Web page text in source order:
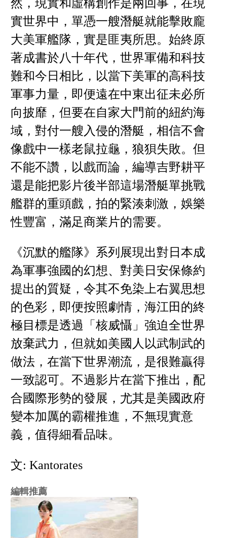
然，現實和虛構創作是兩回事，在現
實世界中，單憑一艘潛艇就能擊敗龐
大美軍艦隊，實是匪夷所思。始終原
著成書於八十年代，世界軍備和科技
難和今日相比，以當下美軍的高科技
軍事力量，即便遠在中東出征未必所
向披靡，但要在自家大門前的紐約海
域，對付一艘入侵的潛艇，相信不會
像戲中一樣老鼠拉龜，狼狽失敗。但
不能不讚，以戲而論，編導吉野耕平
還是能把影片後半部這場潛艇單挑戰
艦群的重頭戲，拍的緊湊刺激，娛樂
性豐富，滿足商業片的需要。
《沉默的艦隊》系列展現出對日本成
為軍事強國的幻想、對美日安保條約
提出的質疑，令其不免染上右翼思想
的色彩，即便按照劇情，海江田的終
極目標是透過「核威懾」強迫全世界
放棄武力，但就如美國人以武制武的
做法，在當下世界潮流，是很難贏得
一致認可。不過影片在當下推出，配
合國際形勢的發展，尤其是美國政府
變本加厲的霸權推進，不無現實意
義，值得細看品味。
文: Kantorates
編輯推薦